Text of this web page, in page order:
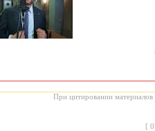
При цитировании материалов
[